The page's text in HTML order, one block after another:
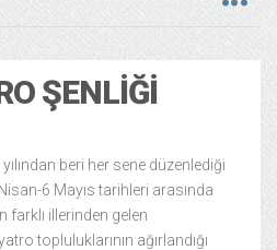
ŞENLIĞI
beri her sene düzenlediği
6 Mayıs tarihleri arasında
farklı illerinden gelen
topluluklarının ağırlandığı